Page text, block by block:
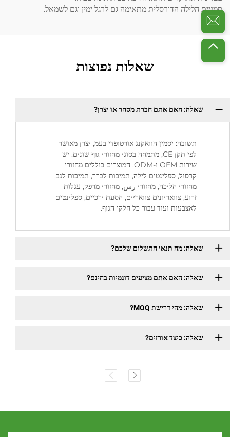
סמניית הלילה הדורסלית מתאימה גם לרגל ימין וגם לשמאל.
שאלות נפוצות
שאלה: האם אתם חברת מסחר או יצרן?
תשובה: יסמין הוואקנג אורטופדי בעמ, יצרן מאושר
לפי תקן CE, מתמחה בסוגי מחזורי גוף שונים. יש
שירות OEM ו-ODM. המוצרים כוללים מחזורי
קרסול, ספלינטים לילה, תמיכות לברך, תמיכות לגב,
מחזורי הליכה, מחזורי رس, מחזורי מרפק, עגלות
זרוע, צוואריונים צוואריים, הסעת ירכיים, ספלינטים
לאצבעות ועוד עבור כל חלקי הגוף.
שאלה: מה תנאי התשלום שלכם?
שאלה: האם אתם מציעים דוגמיות בחינם?
שאלה: מהי דרישת MOQ?
שאלה: כיצד אורזים?